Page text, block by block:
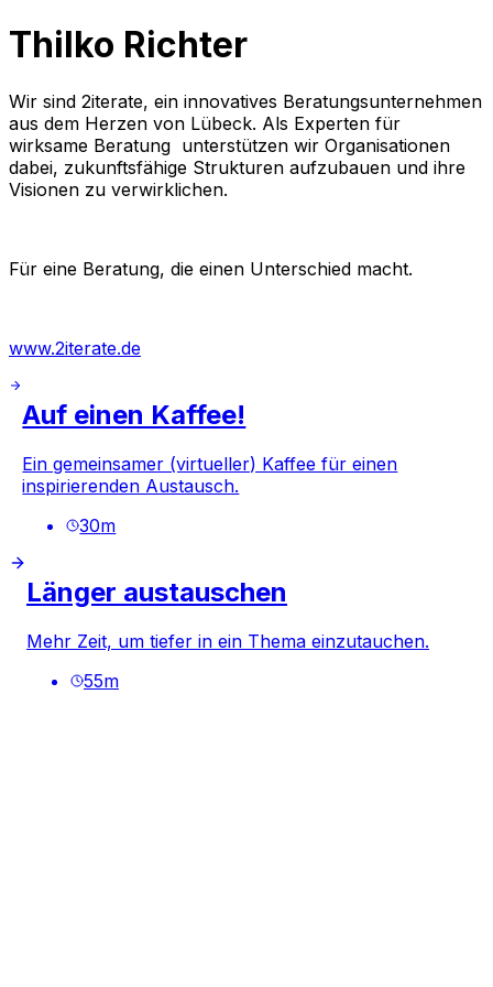
Thilko Richter
Wir sind 2iterate, ein innovatives Beratungsunternehmen
aus dem Herzen von Lübeck. Als Experten für
wirksame Beratung unterstützen wir Organisationen
dabei, zukunftsfähige Strukturen aufzubauen und ihre
Visionen zu verwirklichen.
Für eine Beratung, die einen Unterschied macht.
www.2iterate.de
Auf einen Kaffee!
Ein gemeinsamer (virtueller) Kaffee für einen
inspirierenden Austausch.
30m
Länger austauschen
Mehr Zeit, um tiefer in ein Thema einzutauchen.
55m